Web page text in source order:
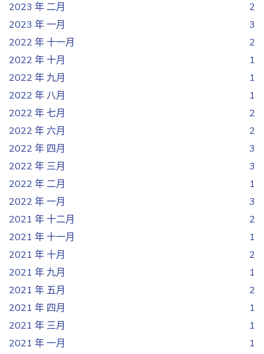
2023 年 二月
2
2023 年 一月
3
2022 年 十一月
2
2022 年 十月
1
2022 年 九月
1
2022 年 八月
1
2022 年 七月
2
2022 年 六月
2
2022 年 四月
3
2022 年 三月
3
2022 年 二月
1
2022 年 一月
3
2021 年 十二月
2
2021 年 十一月
1
2021 年 十月
2
2021 年 九月
1
2021 年 五月
2
2021 年 四月
1
2021 年 三月
1
2021 年 一月
1